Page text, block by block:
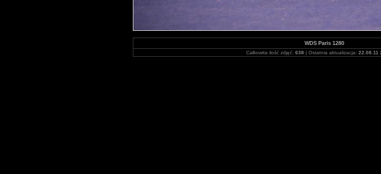
WDS Paris 1280
Całkowita ilość zdjęć: 638 | Ostatnia aktualizacja: 22.08.11